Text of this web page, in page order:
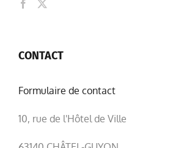
CONTACT
Formulaire de contact
10, rue de l'Hôtel de Ville